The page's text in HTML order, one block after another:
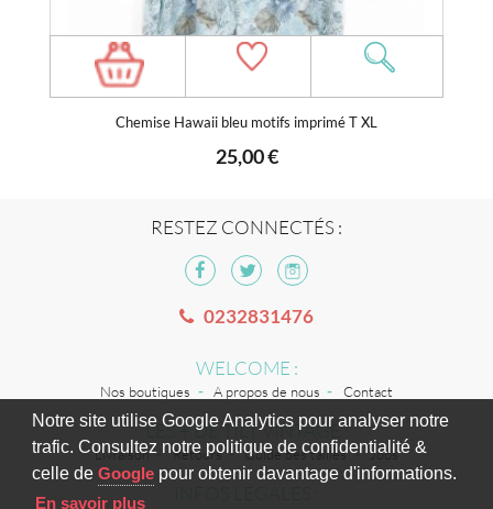
Notre site utilise Google Analytics pour analyser notre
trafic. Consultez notre politique de confidentialité &
celle de Googlepour obtenir davantage d'informations.
En savoir plus
Chemise Hawaii bleu motifs imprimé T XL
25,00 €
RESTEZ CONNECTÉS :
0232831476
WELCOME :
Nos boutiques A propos de nous Contact
LES + DE TILT VINTAGE :
Livraison Retours Guide des tailles Jobs